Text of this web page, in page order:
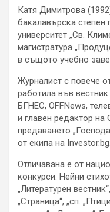
Катя Димитрова
бакалавърска
университет „Св.
магистратура
в същото учебно
Журналист с повече
работила във
БГНЕС, OFFNews,
и главен редактор на
предаването
от екипа на Investor.bg.
Отличавана е от
конкурси. Нейни
„Литературен
„Страница“, „сп.